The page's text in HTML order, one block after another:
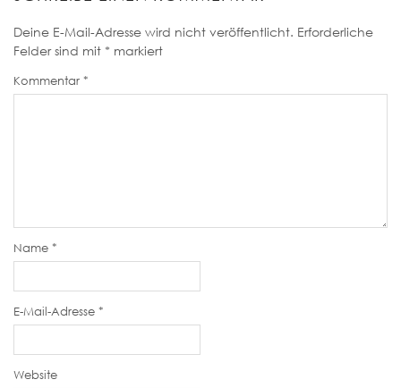
Deine E-Mail-Adresse wird nicht veröffentlicht. Erforderliche
Felder sind mit * markiert
Kommentar *
Name *
E-Mail-Adresse *
Website